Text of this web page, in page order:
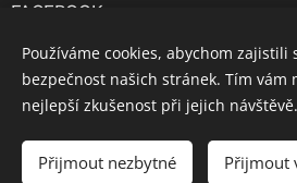
FACEBOOK
INSTAGRAM
WHATSAPP SKUPINA
Používáme cookies, abychom zajistili
bezpečnost našich stránek. Tím vám
nejlepší zkušenost při jejich návštěvě.
Přijmout nezbytné Přijmout